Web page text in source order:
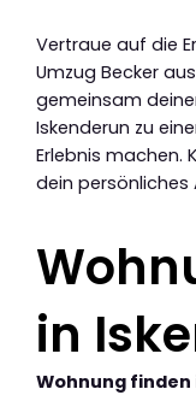
Vertraue auf die
Umzug Becker
gemeinsam
Iskenderun zu
Erlebnis machen.
dein
in
Wohnung finden